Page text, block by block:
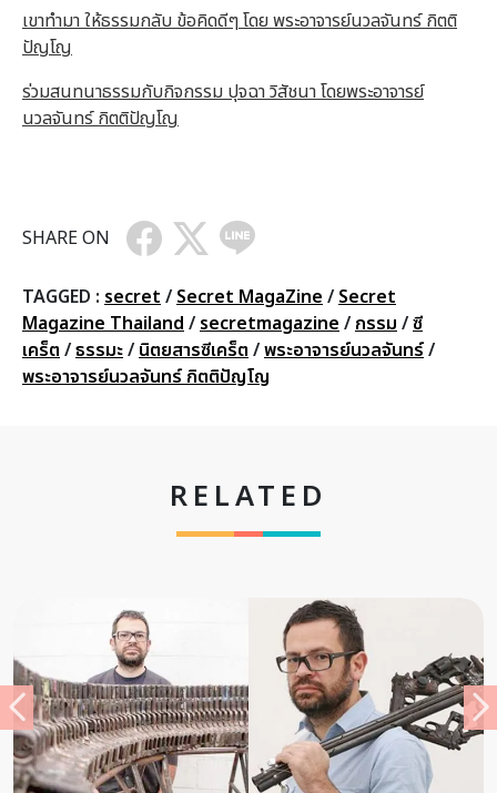
เขาทำมา ให้ธรรมกลับ ข้อคิดดีๆ โดย พระอาจารย์นวลจันทร์ กิตติ
ปัญโญ
ร่วมสนทนาธรรมกับกิจกรรม ปุจฉา วิสัชนา โดยพระอาจารย์
นวลจันทร์ กิตติปัญโญ
SHARE ON
TAGGED : secret / Secret MagaZine / Secret
Magazine Thailand / secretmagazine / กรรม /ซี
เคร็ต /ธรรมะ/ นิตยสารซีเคร็ต /พระอาจารย์นวลจันทร์/
พระอาจารย์นวลจันทร์ กิตติปัญโญ
RELATED